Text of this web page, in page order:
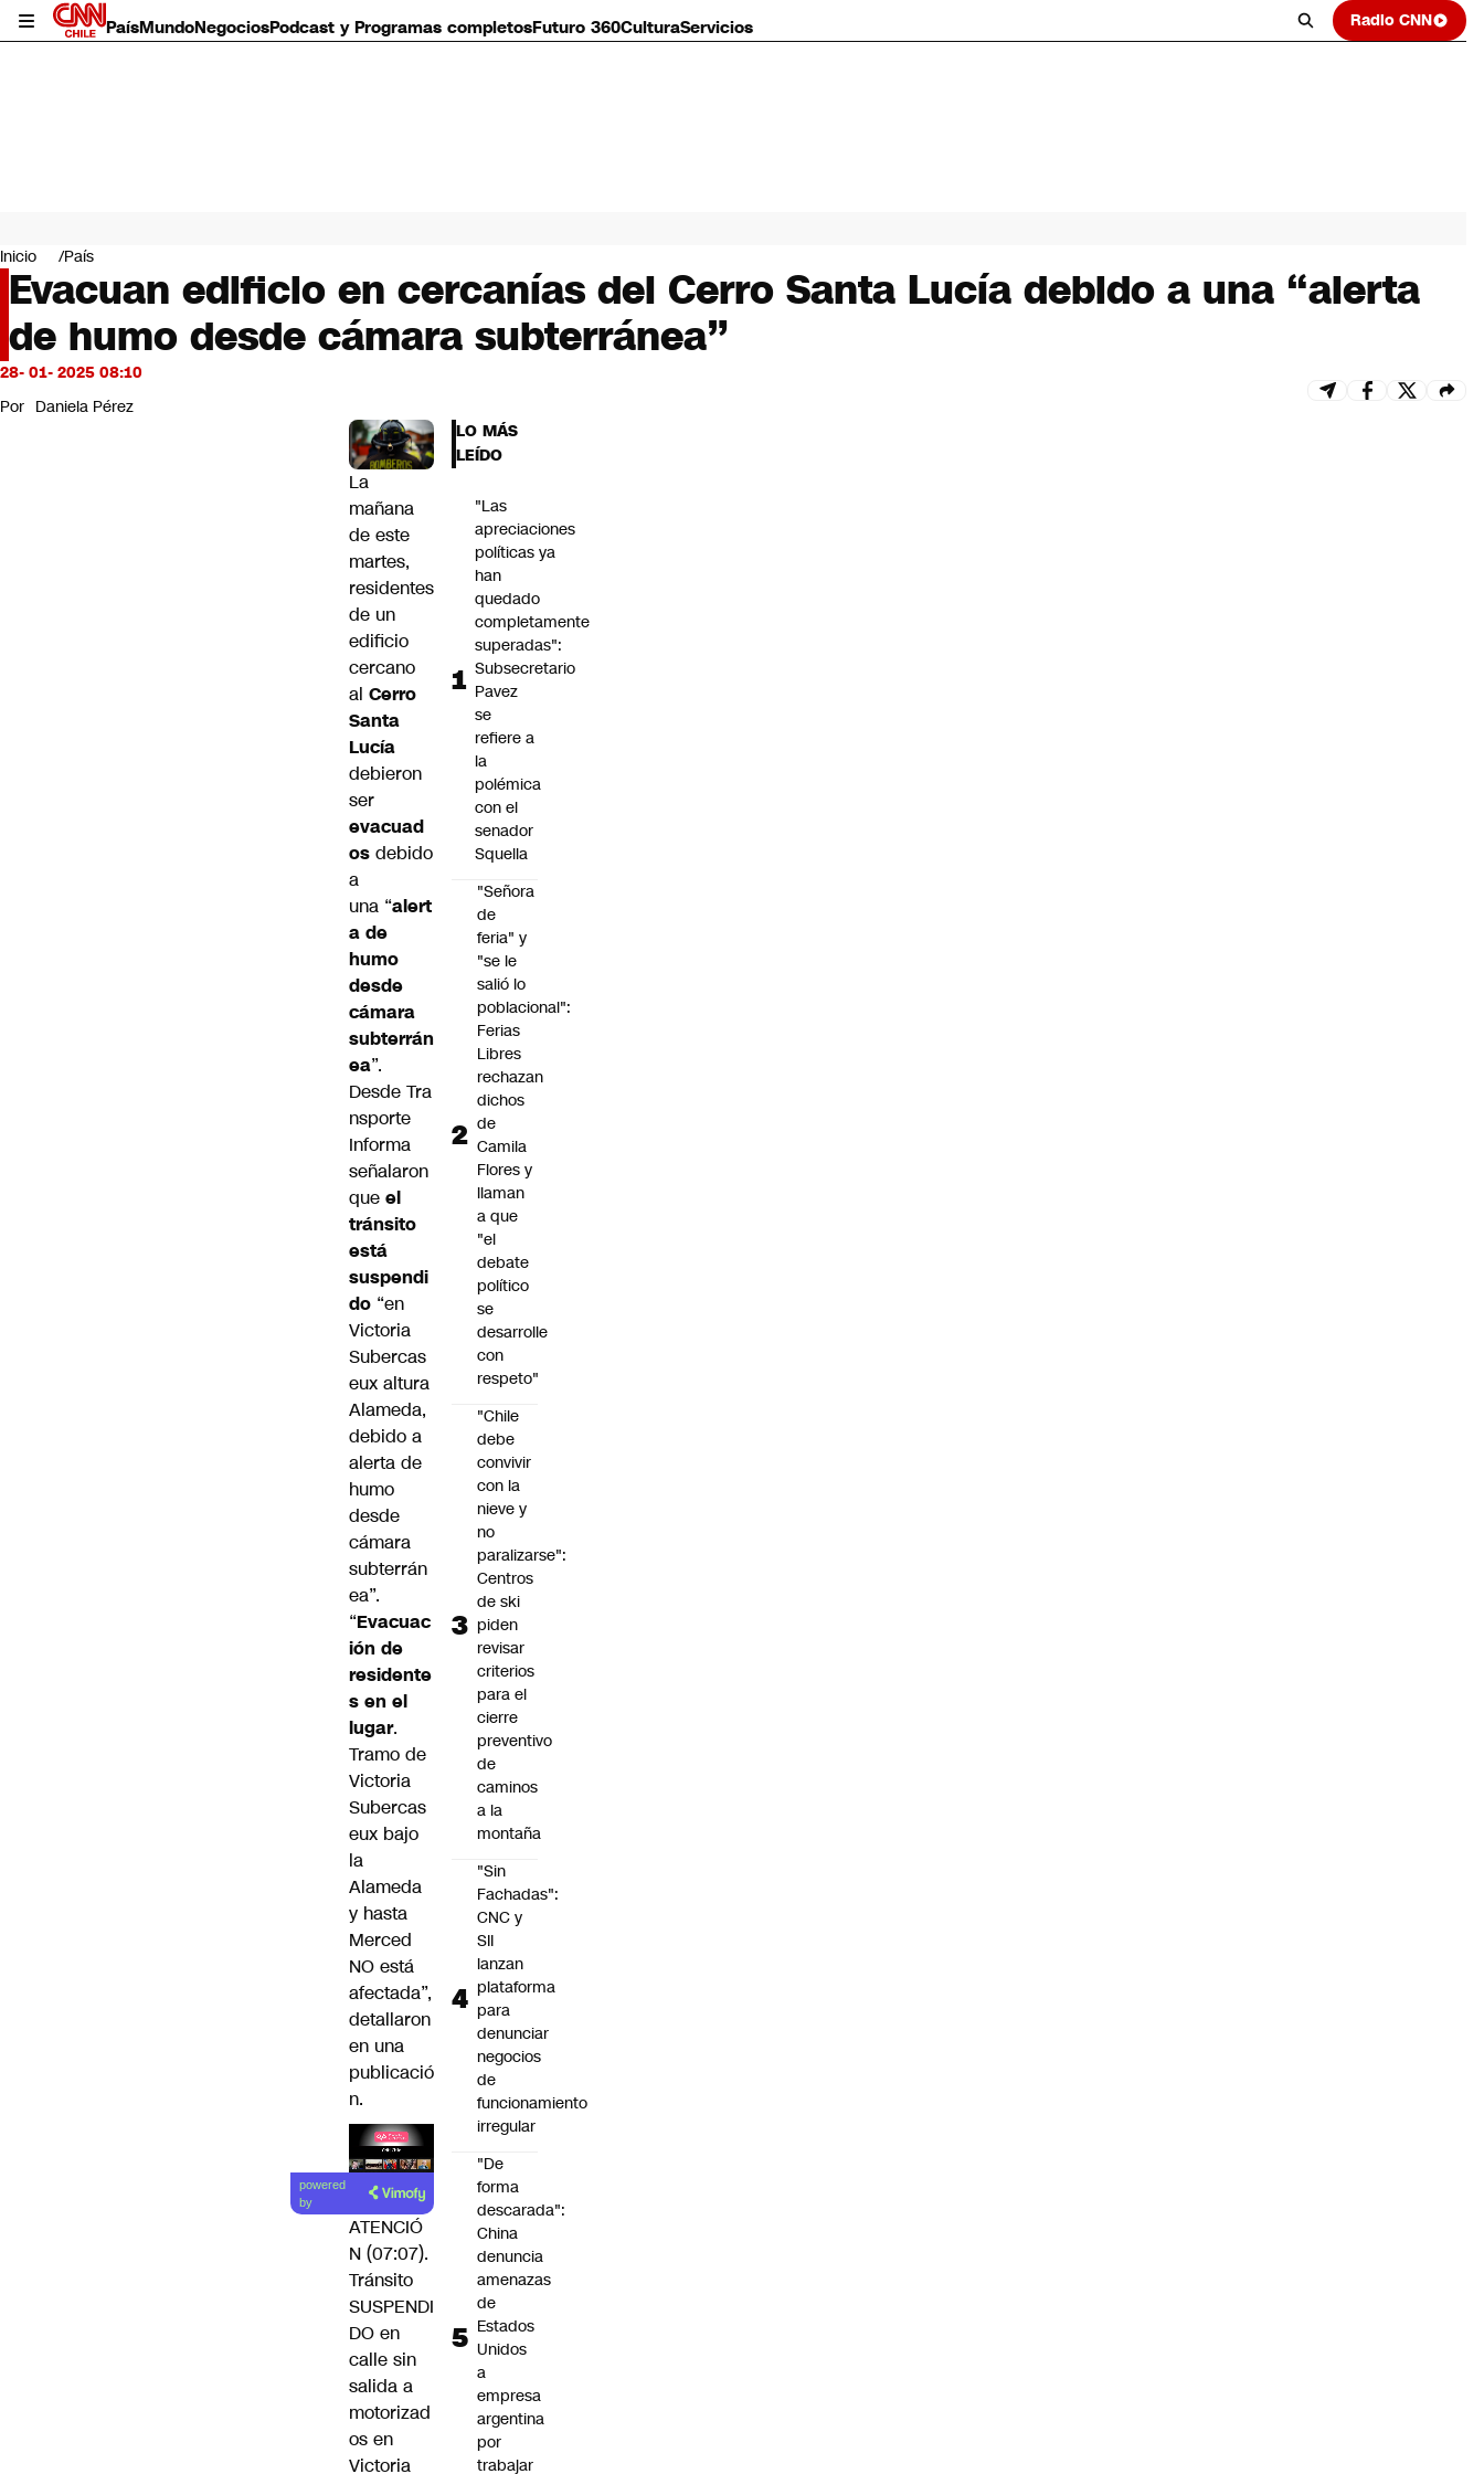
PaísMundoNegociosPodcast y Programas completosFuturo 360CulturaServicios Radio CNN
Mundo
Negocios
Deportes
Programas completos
Cultura
Servicios
Bits
CNN Data
Inicio País
Evacuan edificio en cercanías del Cerro Santa Lucía debido a una “alerta
de humo desde cámara subterránea”
28- 01- 2025 08:10
Por Daniela Pérez
La
mañana
de este
martes,
residentes
de un
edificio
cercano
al Cerro
Santa
Lucía
debieron
ser
evacuad
os debido
a
una “alert
a de
humo
desde
cámara
subterrán
ea”.
Desde Tra
nsporte
Informa
señalaron
que el
tránsito
está
suspendi
do “en
Victoria
Subercas
eux altura
Alameda,
debido a
alerta de
humo
desde
cámara
subterrán
ea”.
“Evacuac
ión de
residente
s en el
lugar.
Tramo de
Victoria
Subercas
eux bajo
la
Alameda
y hasta
Merced
NO está
afectada”,
detallaron
en una
publicació
n.
Lea el
artículo
powered
by
ATENCIÓ
N (07:07).
Tránsito
SUSPENDI
DO en
calle sin
salida a
motorizad
os en
Victoria
LO MÁS
LEÍDO
"Las
apreciaciones
políticas ya
han
quedado
completamente
superadas":
Subsecretario
Pavez
se
refiere a
la
polémica
con el
senador
Squella
"Señora
de
feria" y
"se le
salió lo
poblacional":
Ferias
Libres
rechazan
dichos
de
Camila
Flores y
llaman
a que
"el
debate
político
se
desarrolle
con
respeto"
"Chile
debe
convivir
con la
nieve y
no
paralizarse":
Centros
de ski
piden
revisar
criterios
para el
cierre
preventivo
de
caminos
a la
montaña
"Sin
Fachadas":
CNC y
SII
lanzan
plataforma
para
denunciar
negocios
de
funcionamiento
irregular
"De
forma
descarada":
China
denuncia
amenazas
de
Estados
Unidos
a
empresa
argentina
por
trabajar